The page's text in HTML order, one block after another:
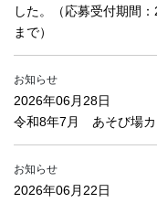
した。（応募受付期間
まで）
お知らせ
2026年06月28日
令和8年7月 あそび場カ
お知らせ
2026年06月22日